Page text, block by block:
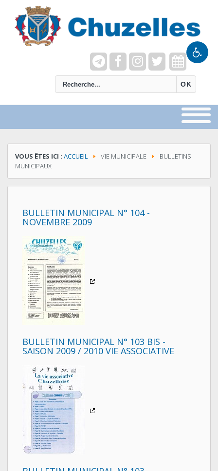
OK
VOUS ÊTES ICI : ACCUEIL VIE MUNICIPALE
BULLETINS
MUNICIPAUX
BULLETIN MUNICIPAL N° 104 -
NOVEMBRE 2009
BULLETIN MUNICIPAL N° 103 BIS -
SAISON 2009 / 2010 VIE ASSOCIATIVE